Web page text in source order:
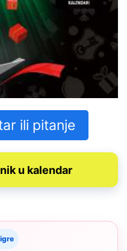
ili pitanje
u kalendar